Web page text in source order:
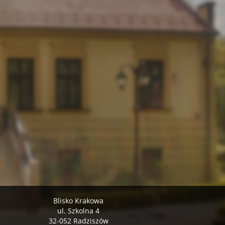
Blisko Krakowa
ul. Szkolna 4
32-052 Radziszów